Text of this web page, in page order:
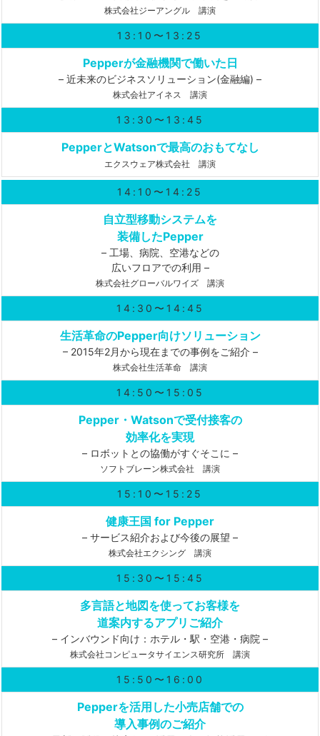
株式会社ジーアングル 講演
13:10〜13:25
Pepperが金融機関で働いた日
– 近未来のビジネスソリューション(金融編) –
株式会社アイネス 講演
13:30〜13:45
PepperとWatsonで最高のおもてなし
エクスウェア株式会社 講演
14:10〜14:25
自立型移動システムを
装備したPepper
– 工場、病院、空港などの
広いフロアでの利用 –
株式会社グローバルワイズ 講演
14:30〜14:45
生活革命のPepper向けソリューション
– 2015年2月から現在までの事例をご紹介 –
株式会社生活革命 講演
14:50〜15:05
Pepper・Watsonで受付接客の
効率化を実現
– ロボットとの協働がすぐそこに –
ソフトブレーン株式会社 講演
15:10〜15:25
健康王国 for Pepper
– サービス紹介および今後の展望 –
株式会社エクシング 講演
15:30〜15:45
多言語と地図を使ってお客様を
道案内するアプリご紹介
– インバウンド向け：ホテル・駅・空港・病院 –
株式会社コンピュータサイエンス研究所 講演
15:50〜16:00
Pepperを活用した小売店舗での
導入事例のご紹介